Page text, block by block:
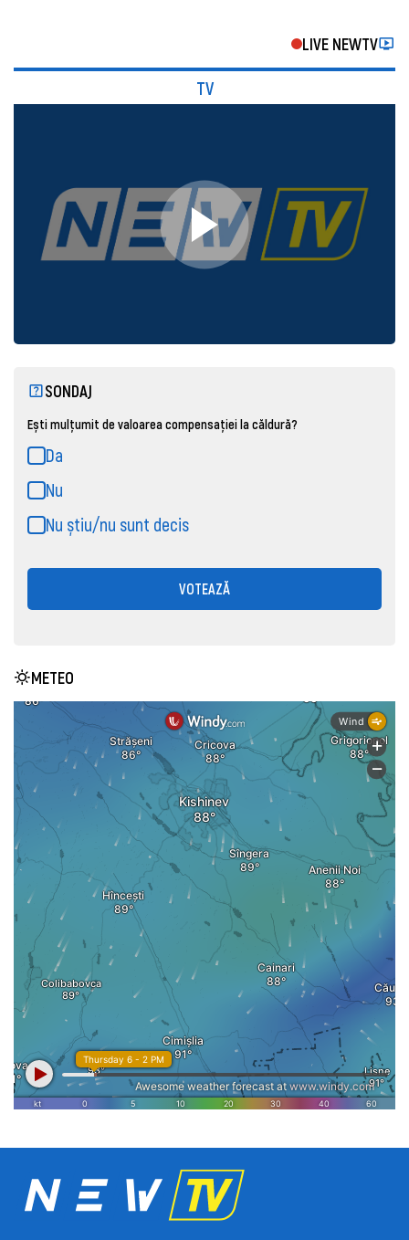
LIVE NEWTV
TV
SONDAJ
Ești mulțumit de valoarea compensației la căldură?
Da
Nu
Nu știu/nu sunt decis
VOTEAZĂ
METEO